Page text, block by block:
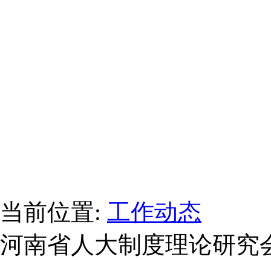
当前位置: 工作动态
河南省人大制度理论研究